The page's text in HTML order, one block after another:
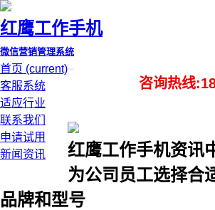
红鹰工作手机
微信营销管理系统
首页 (current)
客服系统
适应行业
联系我们
申请试用
新闻资讯
咨询热线
红鹰工作手机资讯
为公司员工选择合
品牌和型号